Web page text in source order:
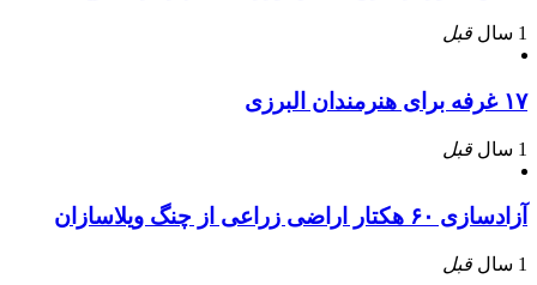
1 سال قبل
۱۷ غرفه برای هنرمندان البرزی
1 سال قبل
آزادسازی ۶۰ هکتار اراضی زراعی از چنگ ویلاسازان
1 سال قبل